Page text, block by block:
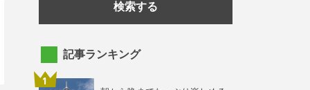
検索する
記事ランキング